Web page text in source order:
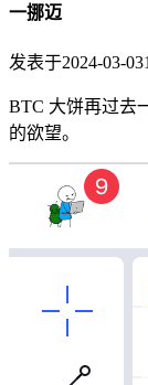
一挪迈
发表于2024-03-031
BTC 大饼再过去
的欲望。